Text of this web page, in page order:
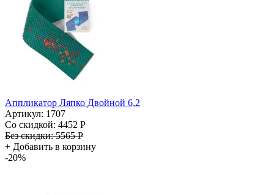
Аппликатор Ляпко Двойной 6,2
Артикул: 1707
Со скидкой: 4452 Р
Без скидки:5565 Р
+ Добавить в корзину
-20%